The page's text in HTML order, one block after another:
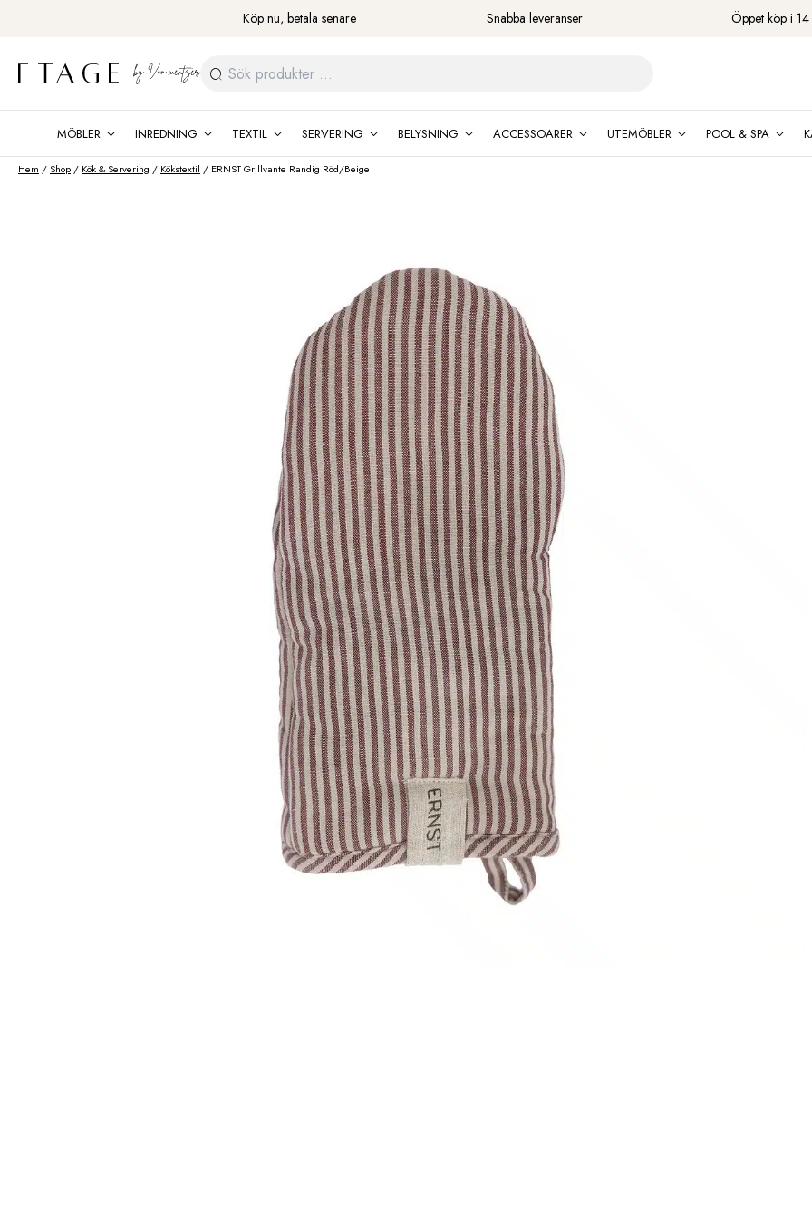
Köp nu, betala senare Snabba leveranser Öppet köp i
Sök
efter:
MÖBLER INREDNING TEXTIL SERVERING BELYSNING ACCESSOARER UTEMÖBLER POOL & SPA
Hem /Shop / Kök & Servering / Kökstextil / ERNST Grillvante Randig Röd/Beige